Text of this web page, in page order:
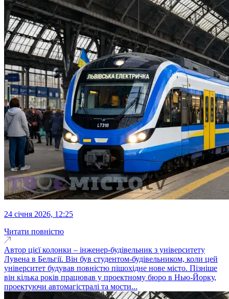
24 січня 2026, 12:25
Читати повністю
Автор цієї колонки – інженер-будівельник з університету
Лувена в Бельгії. Він був студентом-будівельником, коли цей
університет будував повністю пішохідне нове місто. Пізніше
він кілька років працював у проектному бюро в Нью-Йорку,
проектуючи автомагістралі та мости...